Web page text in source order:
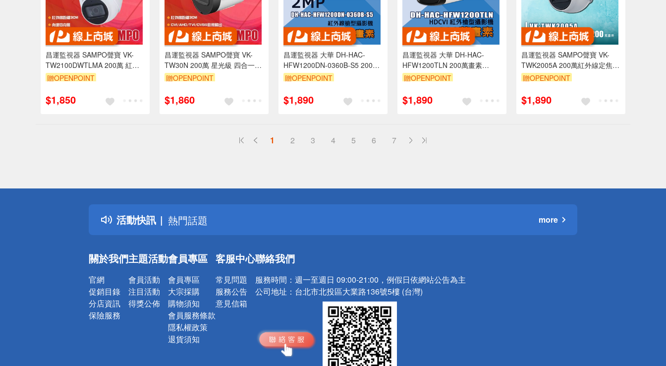
昌運監視器 SAMPO聲寶 VK-
TW2100DWTLMA 200萬 紅外
線半球型攝影機 內建麥克風
贈OPENPOINT
$1,850
昌運監視器 SAMPO聲寶 VK-
TW30N 200萬 星光級 四合一紅
外線攝影機 紅外線30M(以替代
贈OPENPOINT
$1,860
昌運監視器 大華 DH-HAC-
HFW1200DN-0360B-S5 200萬
紅外線槍型攝影機
贈OPENPOINT
$1,890
昌運監視器 大華 DH-HAC-
HFW1200TLN 200萬畫素
HDCVI 紅外槍型攝影機
贈OPENPOINT
$1,890
昌運監視器 SAMPO聲寶 VK-
TWK2005A 200萬紅外線定焦半
球型攝影機 內建⿆克⾵
贈OPENPOINT
$1,890
1 2 3 4 5 6 7
活動快訊
詐騙網頁！請小心！
得獎公告
熱門話題
銀行優惠
詐騙網頁！請小心！
more
關於我們
官網
促銷目錄
分店資訊
保險服務
主題活動
會員活動
注目活動
得獎公佈
會員專區
會員專區
大宗採購
購物須知
會員服務條款
隱私權政策
退貨須知
客服中心
常見問題
服務公告
意見信箱
聯絡我們
服務時間： 週一至週日 09:00-21:00，例假日依網站公告為主
公司地址： 台北市北投區大業路136號5樓 (台灣)